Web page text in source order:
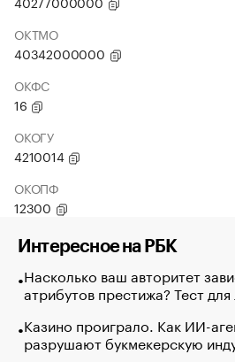
ОКТМО
40342000000
ОКФС
16
ОКОГУ
4210014
ОКОПФ
12300
Интересное на РБК
Насколько ваш авторитет
атрибутов престижа? Тест
Казино проиграло. Как ИИ-
разрушают букмекерскую